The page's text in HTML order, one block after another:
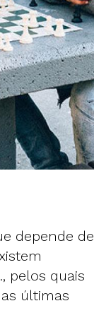
depende de
pelos quais
últimas